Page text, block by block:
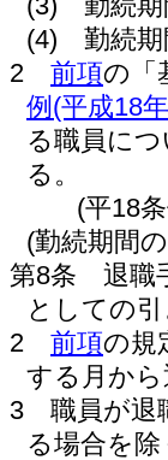
(4)
勤続
2
前項の「
例 (平成18
る職員に
る。
(平18
(勤続期間
第8条
退職
としての
2
前項の規
する月か
3
職員が退
る場合を除